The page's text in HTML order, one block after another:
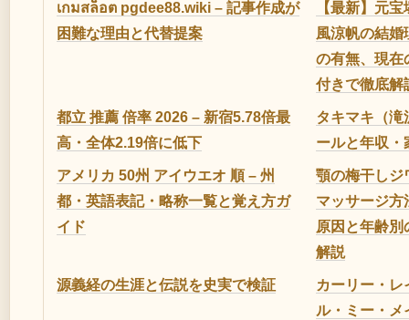
เกมสล็อต pgdee88.wiki – 記事作成が
困難な理由と代替提案
【最新】元
風涼帆の結婚
の有無、現在
付きで徹底解
都立 推薦 倍率 2026 – 新宿5.78倍最
高・全体2.19倍に低下
タキマキ（滝
ールと年収・
アメリカ 50州 アイウエオ 順 – 州
都・英語表記・略称一覧と覚え方ガ
イド
顎の梅干しジ
マッサージ方
原因と年齢別
解説
源義経の生涯と伝説を史実で検証
カーリー・レ
ル・ミー・メ